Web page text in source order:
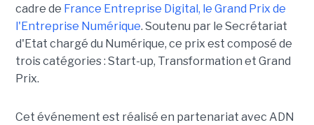
cadre de France Entreprise Digital, le Grand Prix de
l'Entreprise Numérique. Soutenu par le Secrétariat
d'Etat chargé du Numérique, ce prix est composé de
trois catégories : Start-up, Transformation et Grand
Prix.
Cet événement est réalisé en partenariat avec ADN